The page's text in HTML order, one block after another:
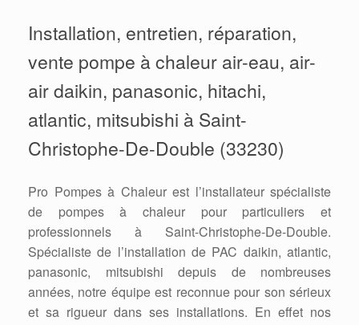
Installation, entretien, réparation,
vente pompe à chaleur air-eau, air-
air daikin, panasonic, hitachi,
atlantic, mitsubishi à Saint-
Christophe-De-Double (33230)
Pro Pompes à Chaleur est l’installateur spécialiste
de pompes à chaleur pour particuliers et
professionnels à Saint-Christophe-De-Double.
Spécialiste de l’installation de PAC daikin, atlantic,
panasonic, mitsubishi depuis de nombreuses
années, notre équipe est reconnue pour son sérieux
et sa rigueur dans ses installations. En effet nos